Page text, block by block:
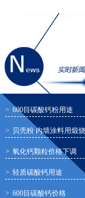
> 600目碳酸钙粉用途
>
> 氧化钙颗粒价格下调
> 轻质碳酸钙用途
> 600目碳酸钙价格